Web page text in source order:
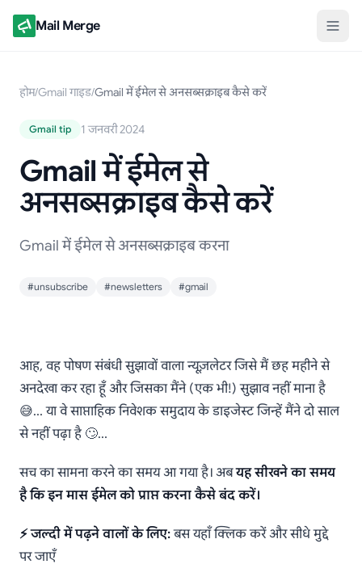
Mail Merge
होम/Gmail गाइड/Gmail में ईमेल से अनसब्सक्राइब कैसे करें
Gmail tip 1 जनवरी 2024
Gmail में ईमेल से
अनसब्सक्राइब कैसे करें
Gmail में ईमेल से अनसब्सक्राइब करना
#unsubscribe #newsletters #gmail
Gmail में ईमेल से
अनसब्सक्राइब कैसे करें
आह, वह पोषण संबंधी सुझावों वाला न्यूज़लेटर जिसे मैं छह महीने से
अनदेखा कर रहा हूँ और जिसका मैंने (एक भी!) सुझाव नहीं माना है
😅… या वे साप्ताहिक निवेशक समुदाय के डाइजेस्ट जिन्हें मैंने दो साल
से नहीं पढ़ा है 🙄…
सच का सामना करने का समय आ गया है। अबयह सीखने का समय
है कि इन मास ईमेल को प्राप्त करना कैसे बंद करें।
⚡ जल्दी में पढ़ने वालों के लिए:बस यहाँ क्लिक करें और सीधे मुद्दे
पर जाएँ